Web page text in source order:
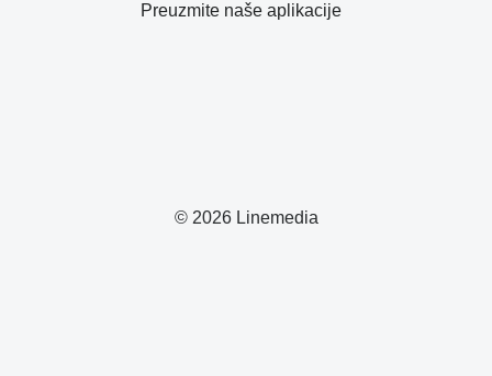
© 2026 Linemedia
Preuzmite naše aplikacije